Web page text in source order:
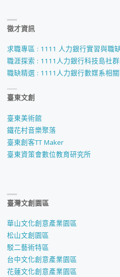
徵才資訊
求職專區 : 1111 人力銀行實習與職
職涯探索 : 1111人力銀行科技島社
職缺精選 : 1111人力銀行數媒系相
臺東文創
臺東美術館
鐵花村音樂聚落
臺東創客TT Maker
臺東資策會數位教育研究所
臺灣文創園區
華山文化創意產業園區
松山文創園區
駁二藝術特區
台中文化創意產業園區
花蓮文化創意產業園區